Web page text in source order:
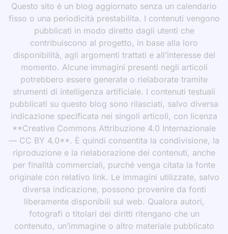
Questo sito è un blog aggiornato senza un calendario
fisso o una periodicità prestabilita. I contenuti vengono
pubblicati in modo diretto dagli utenti che
contribuiscono al progetto, in base alla loro
disponibilità, agli argomenti trattati e all’interesse del
momento. Alcune immagini presenti negli articoli
potrebbero essere generate o rielaborate tramite
strumenti di intelligenza artificiale. I contenuti testuali
pubblicati su questo blog sono rilasciati, salvo diversa
indicazione specificata nei singoli articoli, con licenza
**Creative Commons Attribuzione 4.0 Internazionale
— CC BY 4.0**. È quindi consentita la condivisione, la
riproduzione e la rielaborazione dei contenuti, anche
per finalità commerciali, purché venga citata la fonte
originale con relativo link. Le immagini utilizzate, salvo
diversa indicazione, possono provenire da fonti
liberamente disponibili sul web. Qualora autori,
fotografi o titolari dei diritti ritengano che un
contenuto, un’immagine o altro materiale pubblicato